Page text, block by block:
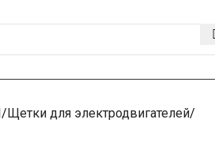
Щетки для электродвигателей